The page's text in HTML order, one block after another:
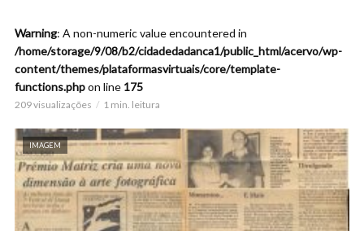
Warning: A non-numeric value encountered in
/home/storage/9/08/b2/cidadedadanca1/public_html/acervo/wp-
content/themes/plataformasvirtuais/core/template-
functions.phpon line 175
209 visualizações 1 min. leitura
IMAGEM